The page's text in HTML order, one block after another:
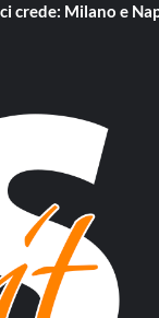
crede: Milano e